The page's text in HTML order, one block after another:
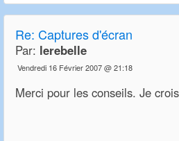
Re: Captures d'écran
Par: lerebelle
Vendredi 16 Février 2007 @ 21:18
Merci pour les conseils. Je